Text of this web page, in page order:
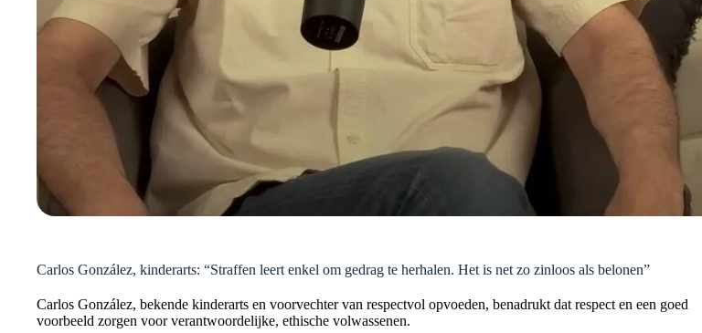
Carlos González, kinderarts: “Straffen leert enkel om gedrag te herhalen. Het is net zo zinloos als belonen”
Carlos González, bekende kinderarts en voorvechter van respectvol opvoeden, benadrukt dat respect en een goed
voorbeeld zorgen voor verantwoordelijke, ethische volwassenen.